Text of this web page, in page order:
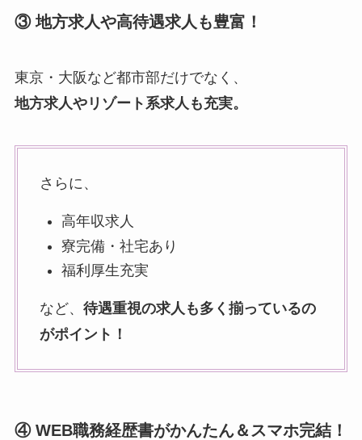
③ 地方求人や高待遇求人も豊富！
東京・大阪など都市部だけでなく、
地方求人やリゾート系求人も充実。
さらに、
高年収求人
寮完備・社宅あり
福利厚生充実
など、 待遇重視の求人も多く揃っているの
がポイント！
④ WEB職務経歴書がかんたん＆スマホ完結！